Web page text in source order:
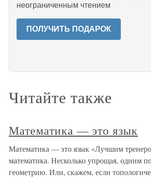
неограниченным чтением
ПОЛУЧИТЬ ПОДАРОК
Читайте также
Математика — это язык
Математика — это язык «Лучшим
математика. Несколько упрощая, одним
геометрию. Или, скажем, если